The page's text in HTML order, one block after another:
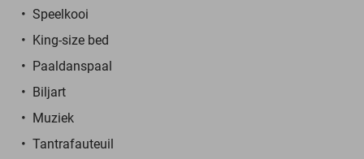
Speelkooi
King-size bed
Paaldanspaal
Biljart
Muziek
Tantrafauteuil